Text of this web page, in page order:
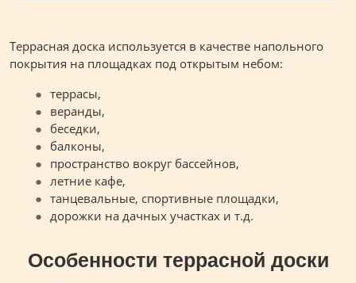
Террасная доска используется в качестве напольного
покрытия на площадках под открытым небом:
террасы,
веранды,
беседки,
балконы,
пространство вокруг бассейнов,
летние кафе,
танцевальные, спортивные площадки,
дорожки на дачных участках и т.д.
Особенности террасной доски